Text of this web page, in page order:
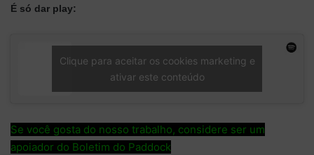
É só dar play:
Clique para aceitar os cookies marketing e
ativar este conteúdo
Se você gosta do nosso trabalho, considere ser um
apoiador do Boletim do Paddock